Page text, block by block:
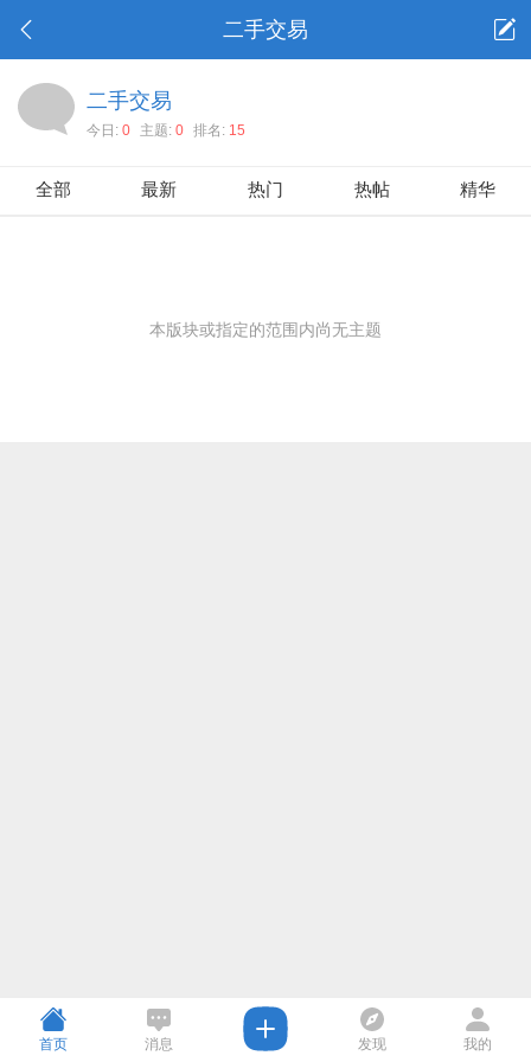
二手交易
二手交易
今日: 0 主题: 0 排名: 15
全部 最新 热门 热帖 精华
本版块或指定的范围内尚无主题
首页 消息 发现 我的